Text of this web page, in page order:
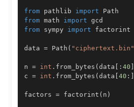
from pathlib import
from math import
from sympy import
data = Path ( "ciphertext.bin"
n = int . from_bytes (data [ : 40 ]
c = int . from_bytes (data [40 : ]
factors = factorint ( n )